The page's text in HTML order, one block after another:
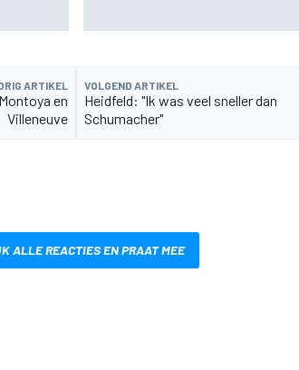
ARTIKEL
en
Villeneuve
VOLGEND ARTIKEL
Heidfeld: "Ik was veel sneller dan
Schumacher"
ALLE REACTIES EN PRAAT MEE